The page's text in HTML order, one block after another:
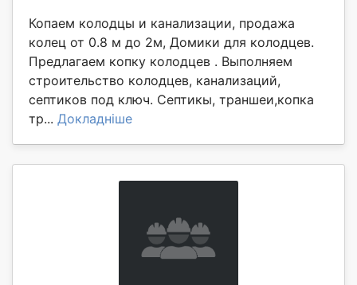
Копаем колодцы и канализации, продажа
колец от 0.8 м до 2м, Домики для колодцев.
Предлагаем копку колодцев . Выполняем
строительство колодцев, канализаций,
септиков под ключ. Септикы, траншеи,копка
тр... Докладніше